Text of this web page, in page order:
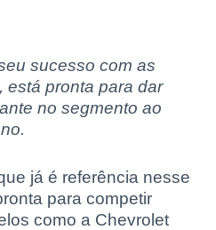
sucesso com as
está pronta para dar
no segmento ao
já é referência nesse
para competir
como a Chevrolet